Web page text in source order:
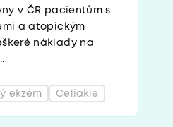
v ČR pacientům s
a atopickým
náklady na
ekzém Celiakie